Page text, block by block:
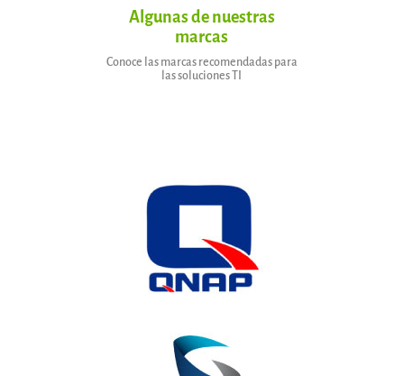
Algunas de nuestras
marcas
Conoce las marcas recomendadas para
las soluciones TI